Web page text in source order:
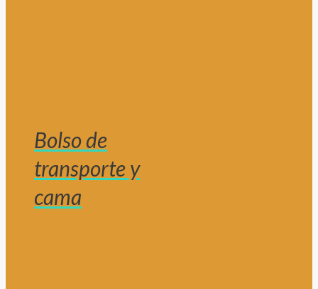
Bolso de
transporte y
cama